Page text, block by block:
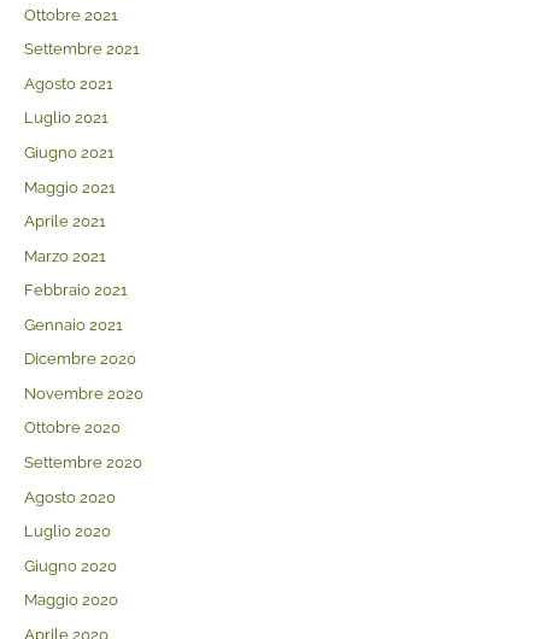
Ottobre 2021
Settembre 2021
Agosto 2021
Luglio 2021
Giugno 2021
Maggio 2021
Aprile 2021
Marzo 2021
Febbraio 2021
Gennaio 2021
Dicembre 2020
Novembre 2020
Ottobre 2020
Settembre 2020
Agosto 2020
Luglio 2020
Giugno 2020
Maggio 2020
Aprile 2020